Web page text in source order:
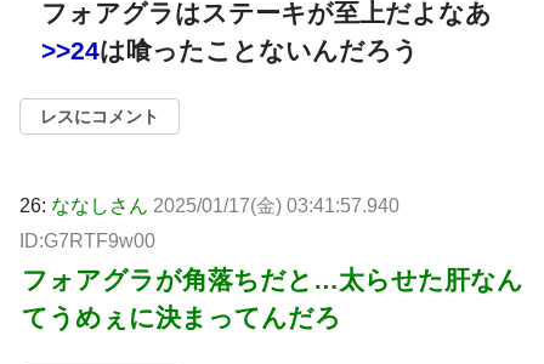
フォアグラはステーキが至上だよなあ
>>24は喰ったことないんだろう
レスにコメント
26: ななしさん 2025/01/17(金) 03:41:57.940
ID:G7RTF9w00
フォアグラが角落ちだと…太らせた肝なん
てうめぇに決まってんだろ